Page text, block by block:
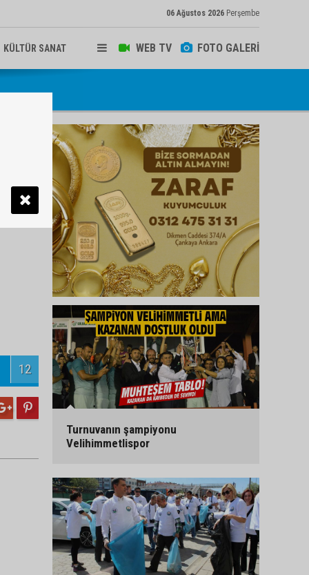
06 Ağustos 2026 Perşembe
WEB TV FOTO GALERİ
KÜLTÜR SANAT
12
Turnuvanın şampiyonu
Velihimmetlispor